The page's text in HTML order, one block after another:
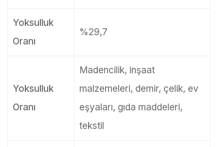
Yoksulluk
Oranı
%29,7
Yoksulluk
Oranı
Madencilik, inşaat
malzemeleri, demir, çelik, ev
eşyaları, gıda maddeleri,
tekstil